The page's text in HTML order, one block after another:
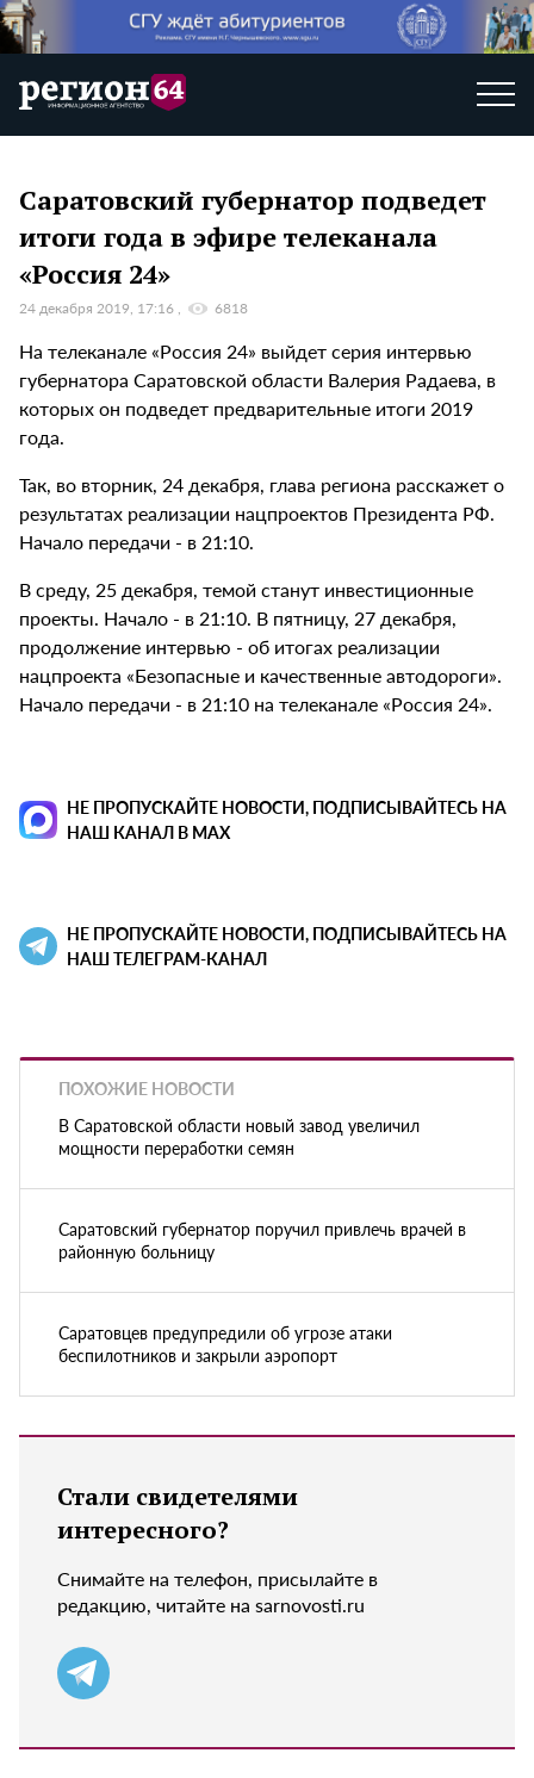
Саратовский губернатор подведет
итоги года в эфире телеканала
«Россия 24»
24 декабря 2019, 17:16 6818
На телеканале «Россия 24» выйдет серия интервью
губернатора Саратовской области Валерия Радаева, в
которых он подведет предварительные итоги 2019
года.
Так, во вторник, 24 декабря, глава региона расскажет о
результатах реализации нацпроектов Президента РФ.
Начало передачи - в 21:10.
В среду, 25 декабря, темой станут инвестиционные
проекты. Начало - в 21:10. В пятницу, 27 декабря,
продолжение интервью - об итогах реализации
нацпроекта «Безопасные и качественные автодороги».
Начало передачи - в 21:10 на телеканале «Россия 24».
НЕ ПРОПУСКАЙТЕ НОВОСТИ, ПОДПИСЫВАЙТЕСЬ НА
НАШ КАНАЛ В MAX
НЕ ПРОПУСКАЙТЕ НОВОСТИ, ПОДПИСЫВАЙТЕСЬ НА
НАШ ТЕЛЕГРАМ-КАНАЛ
ПОХОЖИЕ НОВОСТИ
В Саратовской области новый завод увеличил
мощности переработки семян
Саратовский губернатор поручил привлечь врачей в
районную больницу
Саратовцев предупредили об угрозе атаки
беспилотников и закрыли аэропорт
Стали свидетелями
интересного?
Снимайте на телефон, присылайте в
редакцию, читайте на sarnovosti.ru